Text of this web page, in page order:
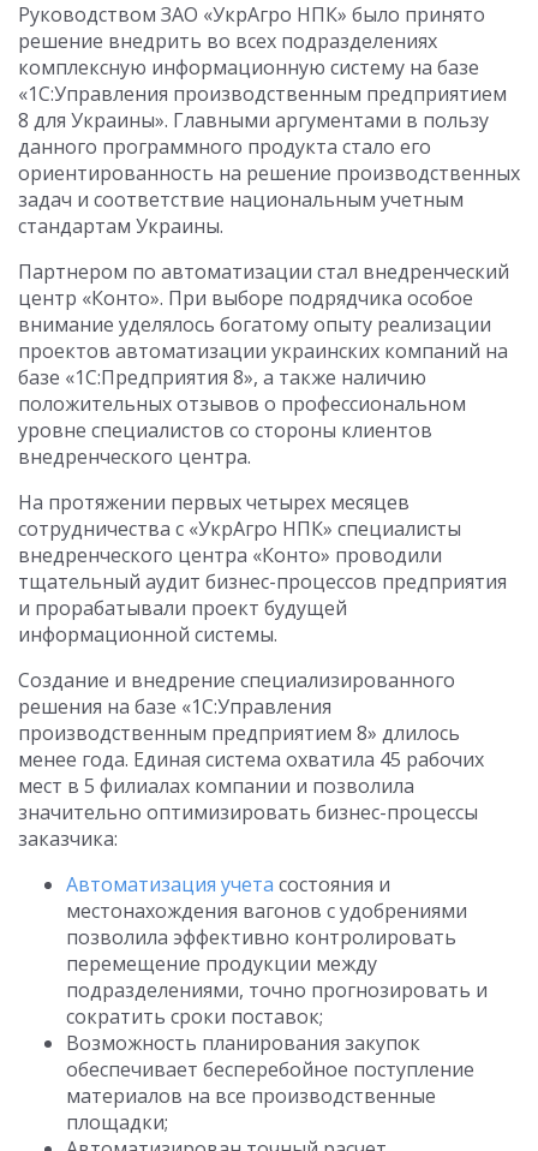
Руководством ЗАО «УкрАгро НПК» было принято
решение внедрить во всех подразделениях
комплексную информационную систему на базе
«1С:Управления производственным предприятием
8 для Украины». Главными аргументами в пользу
данного программного продукта стало его
ориентированность на решение производственных
задач и соответствие национальным учетным
стандартам Украины.
Партнером по автоматизации стал внедренческий
центр «Конто». При выборе подрядчика особое
внимание уделялось богатому опыту реализации
проектов автоматизации украинских компаний на
базе «1С:Предприятия 8», а также наличию
положительных отзывов о профессиональном
уровне специалистов со стороны клиентов
внедренческого центра.
На протяжении первых четырех месяцев
сотрудничества с «УкрАгро НПК» специалисты
внедренческого центра «Конто» проводили
тщательный аудит бизнес-процессов предприятия
и прорабатывали проект будущей
информационной системы.
Создание и внедрение специализированного
решения на базе «1С:Управления
производственным предприятием 8» длилось
менее года. Единая система охватила 45 рабочих
мест в 5 филиалах компании и позволила
значительно оптимизировать бизнес-процессы
заказчика:
Автоматизация учета состояния и
местонахождения вагонов с удобрениями
позволила эффективно контролировать
перемещение продукции между
подразделениями, точно прогнозировать и
сократить сроки поставок;
Возможность планирования закупок
обеспечивает бесперебойное поступление
материалов на все производственные
площадки;